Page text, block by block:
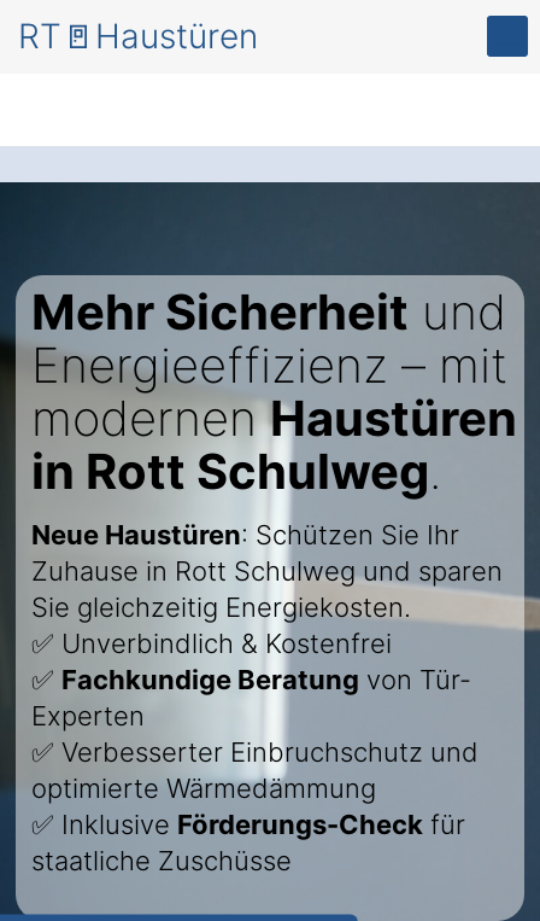
RT🚪Haustüren
Mehr Sicherheit und
Energieeffizienz – mit
modernenHaustüren
in Rott Schulweg.
Neue Haustüren: Schützen Sie Ihr
Zuhause in Rott Schulweg und sparen
Sie gleichzeitig Energiekosten.
✅ Unverbindlich & Kostenfrei
✅ Fachkundige Beratung von Tür-
Experten
✅ Verbesserter Einbruchschutz und
optimierte Wärmedämmung
✅ Inklusive Förderungs-Check für
staatliche Zuschüsse